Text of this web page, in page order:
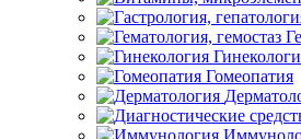
Гомеопатия